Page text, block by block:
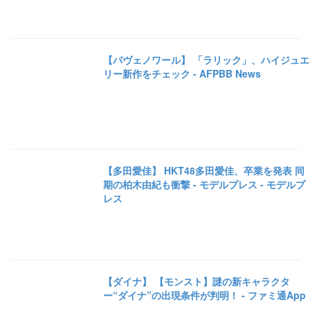
【パヴェノワール】 「ラリック」、ハイジュエ
リー新作をチェック - AFPBB News
【多田愛佳】 HKT48多田愛佳、卒業を発表 同
期の柏木由紀も衝撃 - モデルプレス - モデルプ
レス
【ダイナ】 【モンスト】謎の新キャラクタ
ー“ダイナ”の出現条件が判明！ - ファミ通App